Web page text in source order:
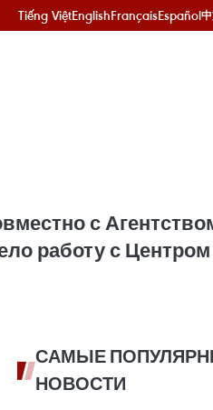
Tiếng ViệtEnglishFrançaisEspañol
с
работу с Центром
САМЫЕ
НОВОСТИ